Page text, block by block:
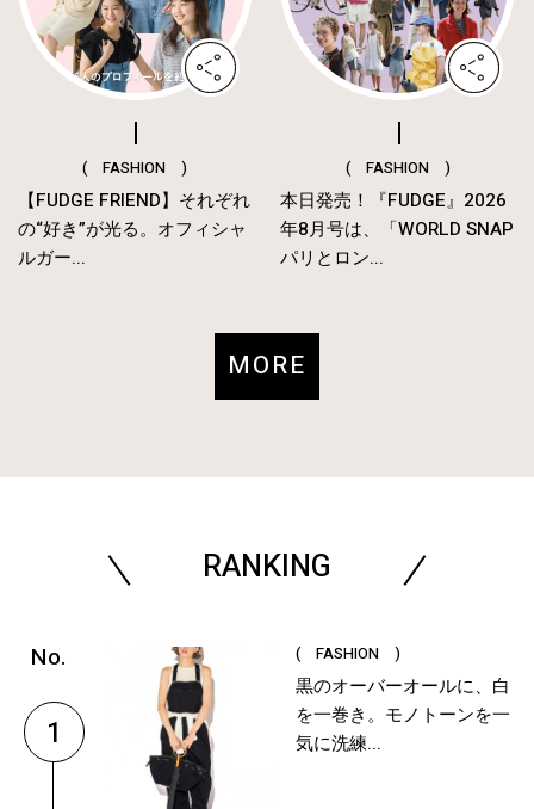
( FASHION )
【FUDGE FRIEND】それぞれ
の“好き”が光る。オフィシャ
ルガー...
( FASHION )
本日発売！『FUDGE』2026
年8月号は、「WORLD SNAP
パリとロン...
MORE
RANKING
1
( FASHION )
黒のオーバーオールに、白
を一巻き。モノトーンを一
気に洗練...